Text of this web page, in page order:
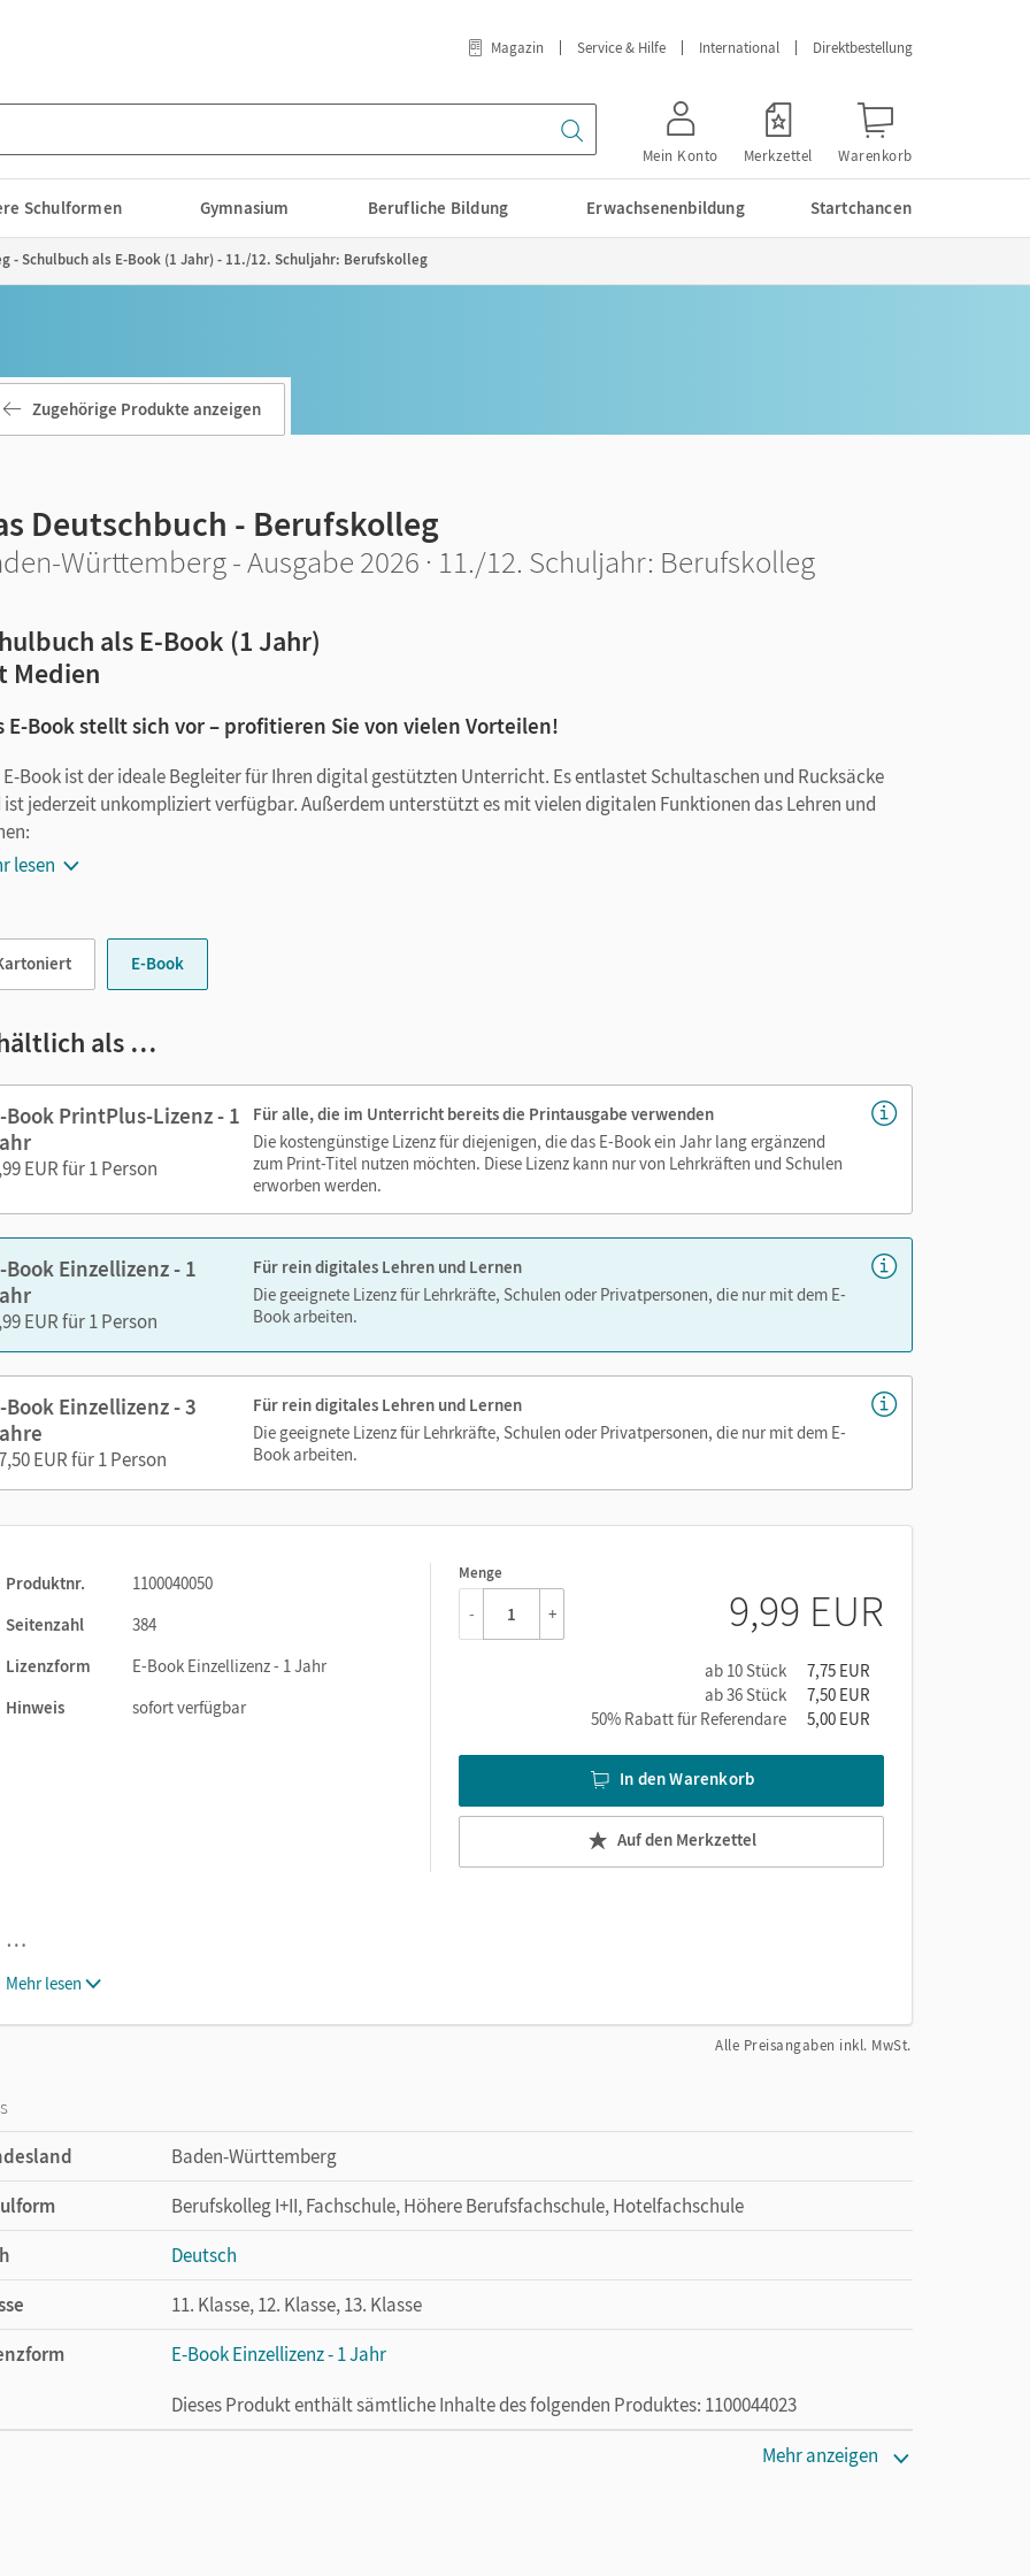
Magazin Service & Hilfe International Direktbestellung
Mein Konto Merkzettel Warenkorb
Schulformen Gymnasium Berufliche Bildung Erwachsenenbildung Startchancen
- Schulbuch als E-Book (1 Jahr) - 11./12. Schuljahr: Berufskolleg
Zugehörige Produkte anzeigen
Deutschbuch - Berufskolleg
Württemberg - Ausgabe 2026 · 11./12. Schuljahr: Berufskolleg
als E-Book (1 Jahr)
Medien
E-Book stellt sich vor – profitieren Sie von vielen Vorteilen!
E-Book ist der ideale Begleiter für Ihren digital gestützten Unterricht. Es entlastet Schultaschen und Rucksäcke
ist jederzeit unkompliziert verfügbar. Außerdem unterstützt es mit vielen digitalen Funktionen das Lehren und
Text ergänzen
Lesezeichen hinzufügen
zoomen
sind wichtige Bestandteile dieses E-Books. Sie sind seitengenau platziert, damit Sie und Ihre Schüler/-innen
unkompliziert darauf zugreifen können. So gestalten Sie das Lehren und Lernen zeitsparend und
Kein Medienwechsel! Kein zeitaufwendiges Suchen!
in diesem E-Book:
Erklärfilme
Audios
lesen
E-Book
als …
Book PrintPlus-Lizenz - 1
EUR für 1 Person
Für alle, die im Unterricht bereits die Printausgabe verwenden
Die kostengünstige Lizenz für diejenigen, die das E-Book ein Jahr lang ergänzend
zum Print-Titel nutzen möchten. Diese Lizenz kann nur von Lehrkräften und Schulen
erworben werden.
Book Einzellizenz - 1
EUR für 1 Person
Für rein digitales Lehren und Lernen
Die geeignete Lizenz für Lehrkräfte, Schulen oder Privatpersonen, die nur mit dem E-
Book arbeiten.
Book Einzellizenz - 3
EUR für 1 Person
Für rein digitales Lehren und Lernen
Die geeignete Lizenz für Lehrkräfte, Schulen oder Privatpersonen, die nur mit dem E-
Book arbeiten.
Produktnr.
1100040050
Seitenzahl
384
Lizenzform
E-Book Einzellizenz - 1 Jahr
Hinweis
sofort verfügbar
Menge
1
- + 9,99 EUR
ab 10 Stück
7,75 EUR
ab 36 Stück
7,50 EUR
50% Rabatt für Referendare
5,00 EUR
In den Warenkorb
Auf den Merkzettel
…
Mehr lesen
Alle Preisangaben inkl. MwSt.
Baden-Württemberg
Berufskolleg I+II, Fachschule, Höhere Berufsfachschule, Hotelfachschule
Deutsch
11. Klasse, 12. Klasse, 13. Klasse
E-Book Einzellizenz - 1 Jahr
Dieses Produkt enthält sämtliche Inhalte des folgenden Produktes: 1100044023
Mehr anzeigen